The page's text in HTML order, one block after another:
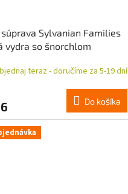
Sylvanian Families
vydra so šnorchlom
teraz - doručíme za 5-19 dní
Do košíka